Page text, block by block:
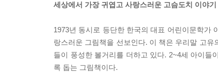
세상에서 가장 귀엽고 사랑스러운 고슴도치 이야기
1973년 동시로 등단한 한국의 대표 어린이문학가
랑스러운 그림책을 선보인다. 이 책은 우리말 고
들이 풍성한 볼거리를 더하고 있다. 2~4세 아이들
록 돕는 그림책이다.